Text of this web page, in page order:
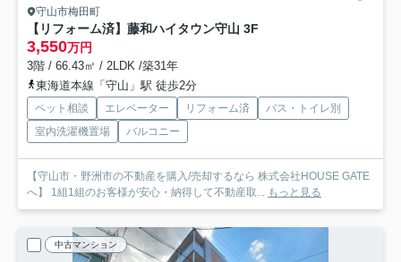
守山市梅田町
【リフォーム済】藤和ハイタウン守山 3F
3,550万円
3階 / 66.43㎡ / 2LDK /築31年
東海道本線「守山」駅 徒歩2分
ペット相談 エレベーター リフォーム済
バス・トイレ別
室内洗濯機置場
バルコニー
【守山市・野洲市の不動産を購入/売却するなら 株式会社HOUSE GATE
へ】 1組1組のお客様が安心・納得して不動産取...
もっと見る
中古マンション